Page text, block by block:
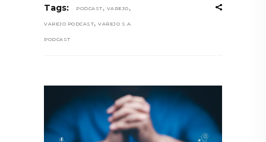
Tags: PODCAST , VAREJO ,
VAREJO PODCAST, VAREJO S.A.
PODCAST